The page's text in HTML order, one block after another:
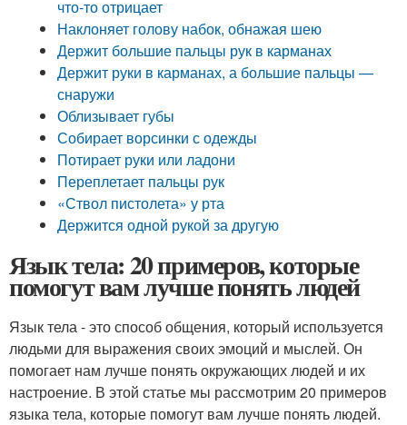
что-то отрицает
Наклоняет голову набок, обнажая шею
Держит большие пальцы рук в карманах
Держит руки в карманах, а большие пальцы —
снаружи
Облизывает губы
Собирает ворсинки с одежды
Потирает руки или ладони
Переплетает пальцы рук
«Ствол пистолета» у рта
Держится одной рукой за другую
Язык тела: 20 примеров, которые
помогут вам лучше понять людей
Язык тела - это способ общения, который используется
людьми для выражения своих эмоций и мыслей. Он
помогает нам лучше понять окружающих людей и их
настроение. В этой статье мы рассмотрим 20 примеров
языка тела, которые помогут вам лучше понять людей.